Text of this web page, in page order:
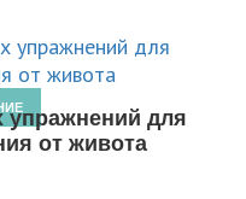
упражнений для
от живота